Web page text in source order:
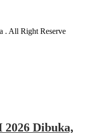
. All Right Reserve
2026 Dibuka,